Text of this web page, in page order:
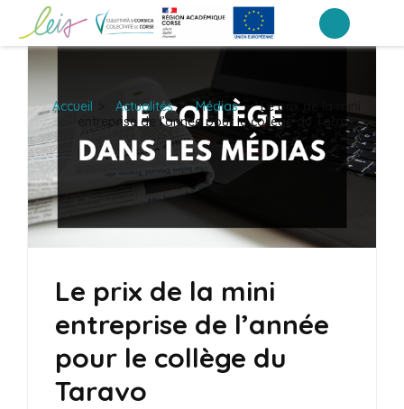
contenu
Entrée)
Collège du Taravo
Accueil Actualités > Médias >
Le prix de la mini
entreprise de l’année pour le collège du Taravo
Le prix de la mini
entreprise de l’année
pour le collège du
Taravo